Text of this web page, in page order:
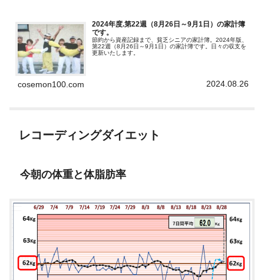
2024年度.第22週（8月26日～9月1日）の家計簿
です。
節約から資産記録まで、貧乏シニアの家計簿。2024年版、
第22週（8月26日～9月1日）の家計簿です。日々の収支を
更新いたします。
cosemon100.com 2024.08.26
レコーディングダイエット
今朝の体重と体脂肪率